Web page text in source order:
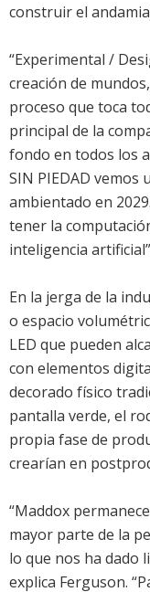
construir el
“Experimental /
creación de
proceso que toca
principal de la
fondo en todos los
SIN PIEDAD vemos
ambientado en
tener la
inteligencia
En la jerga de la
o espacio
LED que pueden
con elementos
decorado físico
pantalla verde, el
propia fase de
crearían en
“Maddox
mayor parte de la
lo que nos ha dado
explica Ferguson.